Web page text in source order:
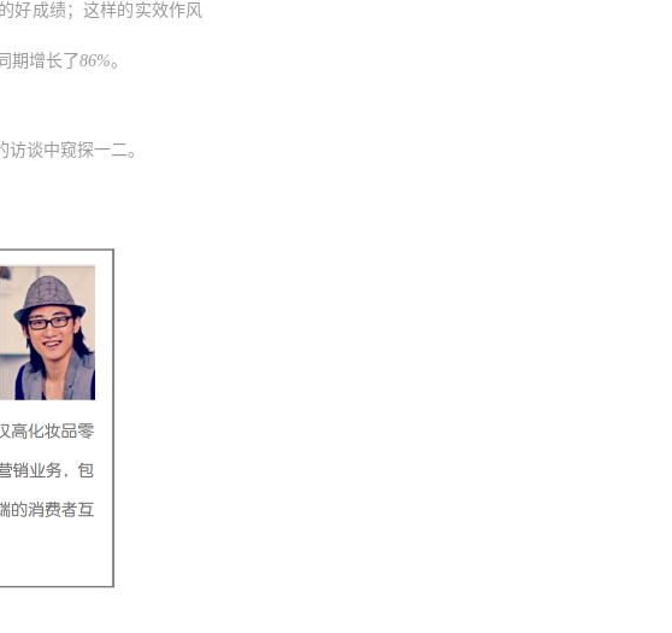
的好成绩；这样的实效作风
期增长了86%。
谈中窥探一二。